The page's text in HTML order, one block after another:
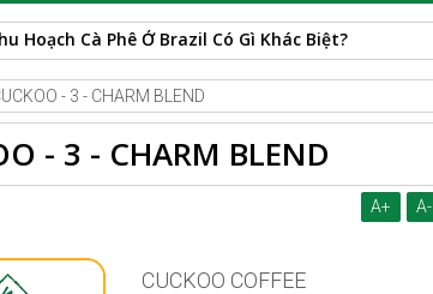
Hoạch Cà Phê Ở Brazil Có Gì Khác Biệt?
- 3 - CHARM BLEND
- 3 - CHARM BLEND
A+ A-
CUCKOO COFFEE